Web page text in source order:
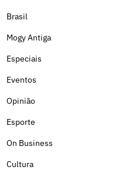
Brasil
Mogy Antiga
Especiais
Eventos
Opinião
Esporte
On Business
Cultura